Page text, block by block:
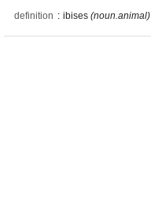
definition : ibises (noun.animal)